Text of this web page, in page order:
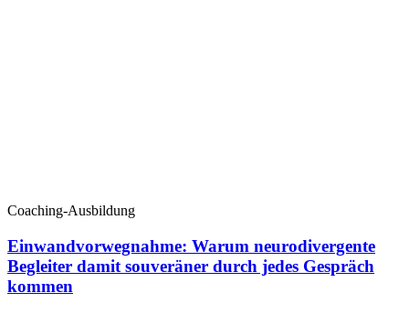
Coaching-Ausbildung
Einwandvorwegnahme: Warum neurodivergente
Begleiter damit souveräner durch jedes Gespräch
kommen